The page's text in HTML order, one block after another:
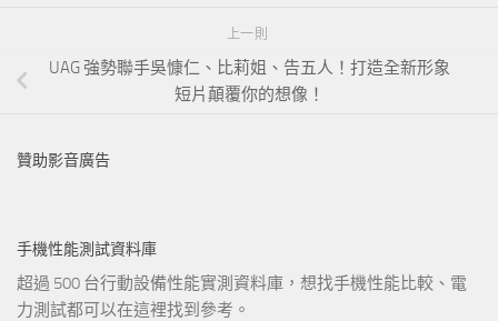
上一則
UAG 強勢聯手吳慷仁、比莉姐、告五人！打造全新形象
短片顛覆你的想像！
贊助影音廣告
手機性能測試資料庫
超過 500 台行動設備性能實測資料庫，想找手機性能比較、電
力測試都可以在這裡找到參考。